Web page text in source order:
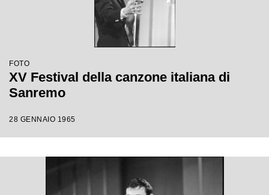
FOTO
XV Festival della canzone italiana di
Sanremo
28 GENNAIO 1965